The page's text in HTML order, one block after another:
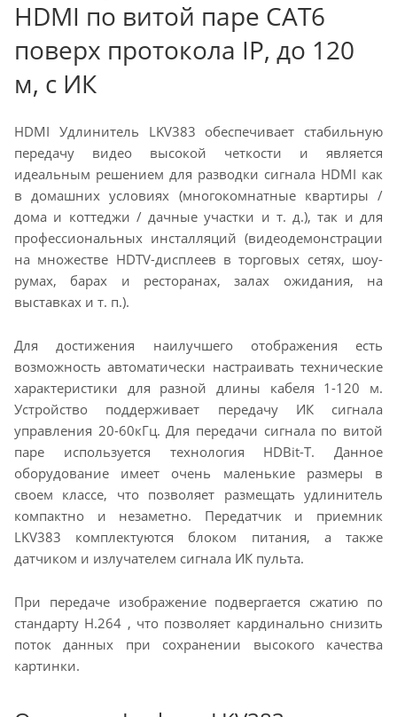
HDMI по витой паре CAT6
поверх протокола IP, до 120
м, с ИК
HDMI Удлинитель LKV383 обеспечивает стабильную
передачу видео высокой четкости и является
идеальным решением для разводки сигнала HDMI как
в домашних условиях (многокомнатные квартиры /
дома и коттеджи / дачные участки и т. д.), так и для
профессиональных инсталляций (видеодемонстрации
на множестве HDTV-дисплеев в торговых сетях, шоу-
румах, барах и ресторанах, залах ожидания, на
выставках и т. п.).
Для достижения наилучшего отображения есть
возможность автоматически настраивать технические
характеристики для разной длины кабеля 1-120 м.
Устройство поддерживает передачу ИК сигнала
управления 20-60кГц. Для передачи сигнала по витой
паре используется технология HDBit-T. Данное
оборудование имеет очень маленькие размеры в
своем классе, что позволяет размещать удлинитель
компактно и незаметно. Передатчик и приемник
LKV383 комплектуются блоком питания, а также
датчиком и излучателем сигнала ИК пульта.
При передаче изображение подвергается сжатию по
стандарту H.264 , что позволяет кардинально снизить
поток данных при сохранении высокого качества
картинки.